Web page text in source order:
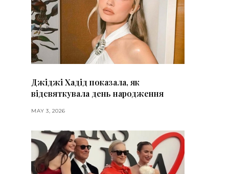
Джіджі Хадід показала, як
відсвяткувала день народження
MAY 3, 2026